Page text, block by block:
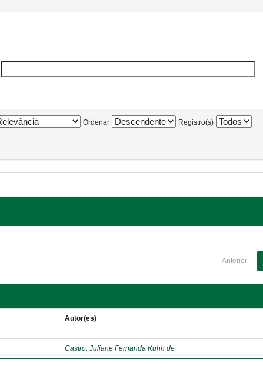
Ordenar Registro(s)
Anterior
Autor(es)
Castro, Juliane Fernanda Kuhn de